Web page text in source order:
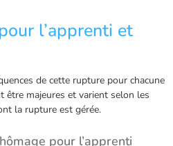
l’apprenti et
de cette rupture pour chacune
être majeures et varient selon les
la rupture est gérée.
pour l’apprenti